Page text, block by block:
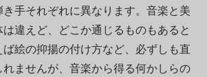
手それぞれに異なります。音楽と美
違えど、どこか通じるものもあると
絵の抑揚の付け方など、必ずしも直
ませんが、音楽から得る何かしらの